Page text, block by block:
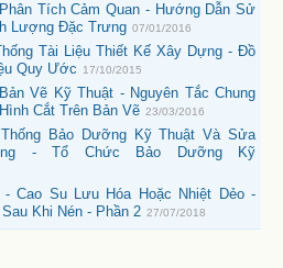
Tích Cảm Quan - Hướng Dẫn Sử
Lượng Đặc Trưng 07/01/2016
Tài Liệu Thiết Kế Xây Dựng - Đồ
Quy Ước
17/10/2015
Vẽ Kỹ Thuật - Nguyên Tắc Chung
Cắt Trên Bản Vẽ 23/03/2016
Bảo Dưỡng Kỹ Thuật Và Sửa
- Tổ Chức Bảo Dưỡng Kỹ
- Cao Su Lưu Hóa Hoặc Nhiệt Dẻo -
Khi Nén - Phần 2 27/07/2018